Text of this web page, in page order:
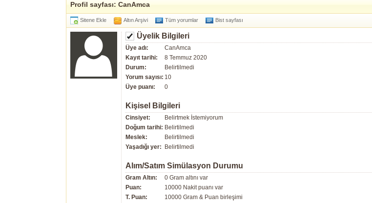
Profil sayfası: CanAmca
Sitene Ekle Altın Arşivi Tüm yorumlar Bist sayfası
Üyelik Bilgileri
Üye adı:
CanAmca
Kayıt tarihi:
8 Temmuz 2020
Durum:
Belirtilmedi
Yorum sayısı: 10
Üye puanı:
0
Kişisel Bilgileri
Cinsiyet:
Belirtmek İstemiyorum
Doğum tarihi: Belirtilmedi
Meslek:
Belirtilmedi
Yaşadığı yer:
Belirtilmedi
Alım/Satım Simülasyon Durumu
Gram Altın:
0 Gram altını var
Puan:
10000 Nakit puanı var
T. Puan:
10000 Gram & Puan birleşimi